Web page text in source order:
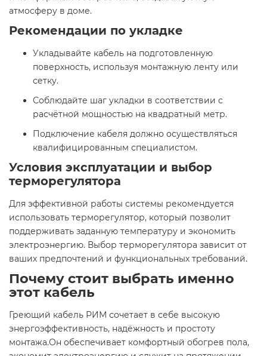
атмосферу в доме.
Рекомендации по укладке
Укладывайте кабель на подготовленную
поверхность, используя монтажную ленту или
сетку.
Соблюдайте шаг укладки в соответствии с
расчётной мощностью на квадратный метр.
Подключение кабеля должно осуществляться
квалифицированным специалистом.
Условия эксплуатации и выбор
терморегулятора
Для эффективной работы системы рекомендуется
использовать терморегулятор, который позволит
поддерживать заданную температуру и экономить
электроэнергию. Выбор терморегулятора зависит от
ваших предпочтений и функциональных требований.
Почему стоит выбрать именно
этот кабель
Греющий кабель РИМ сочетает в себе высокую
энергоэффективность, надёжность и простоту
монтажа.Он обеспечивает комфортный обогрев пола,